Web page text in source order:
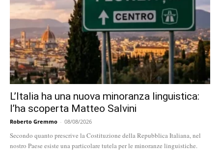
L’Italia ha una nuova minoranza linguistica:
l’ha scoperta Matteo Salvini
Roberto Gremmo - 08/08/2026
Secondo quanto prescrive la Costituzione della Repubblica Italiana, nel
nostro Paese esiste una particolare tutela per le minoranze linguistiche.